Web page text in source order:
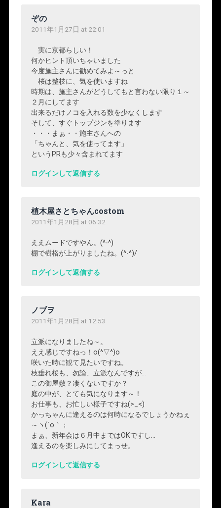
ぞの
2011年1月27日 at 22:01
実に京都らしい！
何かヒント頂いちゃいました
今度施主さんに勧めてみよ～っと
桜は整枝に、気を使いますね
時期は、施主さんがどうしてもと言わない限り１～
２月にしてます
出来るだけノコを入れる数を少なくします
そして、すぐトップジンを塗ります
・・・まぁ・・施主さんへの
「ちゃんと、気を使ってます」
というPRも少々含まれてます
ログインして返信する
植木屋さとちゃんcostom
2011年1月28日 at 06:32
ええムードですやん。(^-^)
棚で樹格が上がりましたね。(^-^)/
ログインして返信する
ノブヲ
2011年1月28日 at 12:53
立派になりましたね～。
ええ感じですねっ！o(^▽^)o
咲いた時に観て見たいですね。
枝垂れ桜も、勿論、立派なんですが…
この御屋敷？凄くないですか？
庭の中が、とても気になります～！
お仕事も、お忙しい様子ですね(>_<)
かっちゃんに逢えるのは何時になるでしょうかねぇ
～ヽ(´o｀；
まぁ、新年会は６月中まではOKですし…
逢えるのを楽しみにしてまっせ。
ログインして返信する
Kara